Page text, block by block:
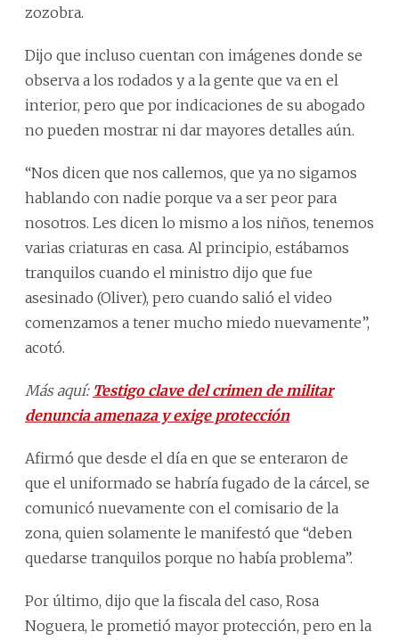
zozobra.
Dijo que incluso cuentan con imágenes donde se
observa a los rodados y a la gente que va en el
interior, pero que por indicaciones de su abogado
no pueden mostrar ni dar mayores detalles aún.
“Nos dicen que nos callemos, que ya no sigamos
hablando con nadie porque va a ser peor para
nosotros. Les dicen lo mismo a los niños, tenemos
varias criaturas en casa. Al principio, estábamos
tranquilos cuando el ministro dijo que fue
asesinado (Oliver), pero cuando salió el video
comenzamos a tener mucho miedo nuevamente”,
acotó.
Más aquí: Testigo clave del crimen de militar
denuncia amenaza y exige protección
Afirmó que desde el día en que se enteraron de
que el uniformado se habría fugado de la cárcel, se
comunicó nuevamente con el comisario de la
zona, quien solamente le manifestó que “deben
quedarse tranquilos porque no había problema”.
Por último, dijo que la fiscala del caso, Rosa
Noguera, le prometió mayor protección, pero en la